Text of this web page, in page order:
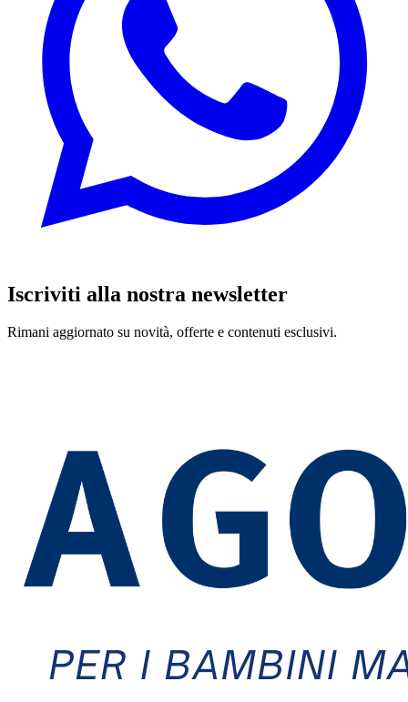
Iscriviti alla nostra newsletter
Rimani aggiornato su novità, offerte e contenuti esclusivi.